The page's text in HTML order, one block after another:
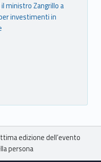
il ministro Zangrillo a
investimenti in
edizione dell’evento
persona